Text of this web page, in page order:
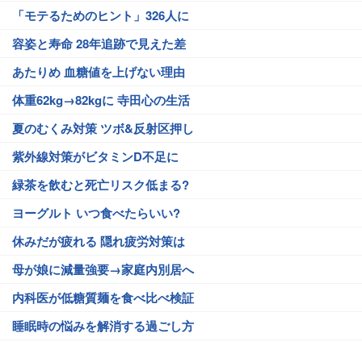
「モテるためのヒント」326人に
容姿と寿命 28年追跡で見えた差
あたりめ 血糖値を上げない理由
体重62kg→82kgに 寺田心の生活
夏のむくみ対策 ツボ&反射区押し
紫外線対策がビタミンD不足に
緑茶を飲むと死亡リスク低まる?
ヨーグルト いつ食べたらいい?
休みだが疲れる 隠れ疲労対策は
母が娘に減量強要→家庭内別居へ
内科医が低糖質麺を食べ比べ検証
睡眠時の悩みを解消する過ごし方